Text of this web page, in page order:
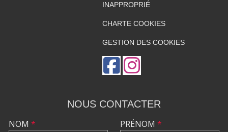
INAPPROPRIÉ
CHARTE COOKIES
GESTION DES COOKIES
NOUS CONTACTER
NOM * PRÉNOM *